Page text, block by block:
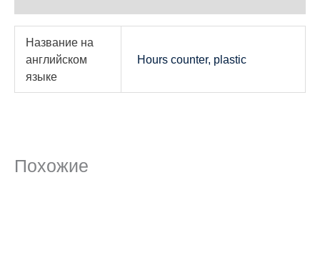
Название на
английском
языке
Hours counter, plastic
Похожие